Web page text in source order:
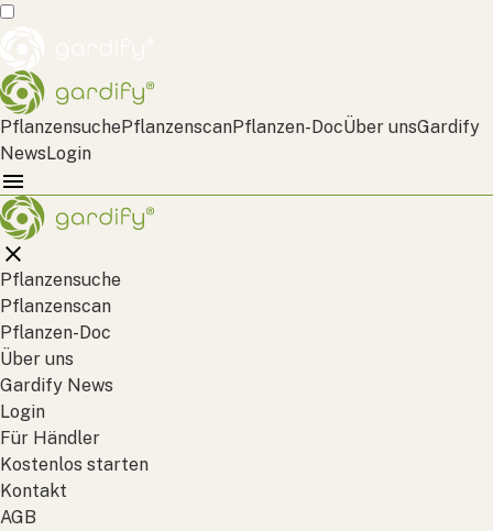
PflanzensuchePflanzenscanPflanzen-DocÜber unsGardify
NewsLogin
Pflanzensuche
Pflanzenscan
Pflanzen-Doc
Über uns
Gardify News
Login
Für Händler
Kostenlos starten
Kontakt
AGB